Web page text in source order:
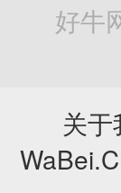
好牛
关于